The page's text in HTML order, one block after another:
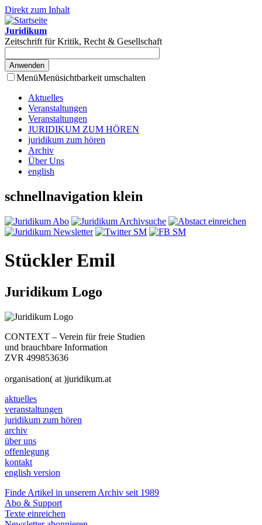
Direkt zum Inhalt
Juridikum
Zeitschrift für Kritik, Recht & Gesellschaft
MenüMenüsichtbarkeit umschalten
Aktuelles
Veranstaltungen
Veranstaltungen
JURIDIKUM ZUM HÖREN
juridikum zum hören
Archiv
Über Uns
english
schnellnavigation klein
Stückler Emil
Juridikum Logo
CONTEXT – Verein für freie Studien
und brauchbare Information
ZVR 499853636
organisation( at )juridikum.at
aktuelles
veranstaltungen
juridikum zum hören
archiv
über uns
offenlegung
kontakt
english version
Finde Artikel in unserem Archiv seit 1989
Abo & Support
Texte einreichen